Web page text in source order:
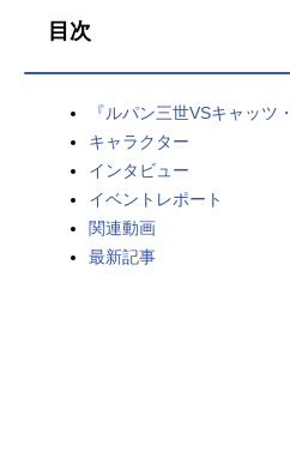
秋アニメ
目次
『ルパン三世VSキャッツ
キャラクター
インタビュー
イベントレポート
関連動画
最新記事